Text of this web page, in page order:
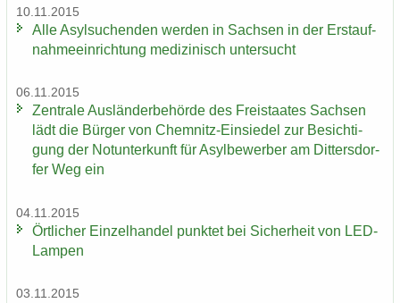
10.11.2015
Alle Asyl­su­chen­den wer­den in Sach­sen in der Erst­auf­
nah­me­ein­rich­tung me­di­zi­nisch un­ter­sucht
06.11.2015
Zen­tra­le Aus­län­der­be­hör­de des Frei­staa­tes Sach­sen
lädt die Bür­ger von Chemnitz-​Einsiedel zur Be­sich­ti­
gung der Not­un­ter­kunft für Asyl­be­wer­ber am Dit­ters­dor­
fer Weg ein
04.11.2015
Ört­li­cher Ein­zel­han­del punk­tet bei Si­cher­heit von LED-​
Lampen
03.11.2015